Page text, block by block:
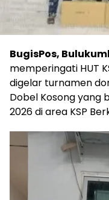
BugisPos,
memperingati HUT
digelar turnamen
Dobel Kosong yang
2026 di area KSP